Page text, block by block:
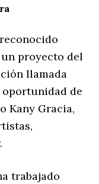
proyecto del
llamada
oportunidad de
Kany Gracia,
trabajado